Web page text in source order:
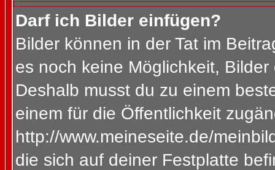
Darf ich Bilder einfügen?
Bilder können in der Tat im
es noch keine Möglichkeit,
Deshalb musst du zu einem
einem für die Öffentlichkeit
http://www.meineseite.de/
die sich auf deiner Festplatte